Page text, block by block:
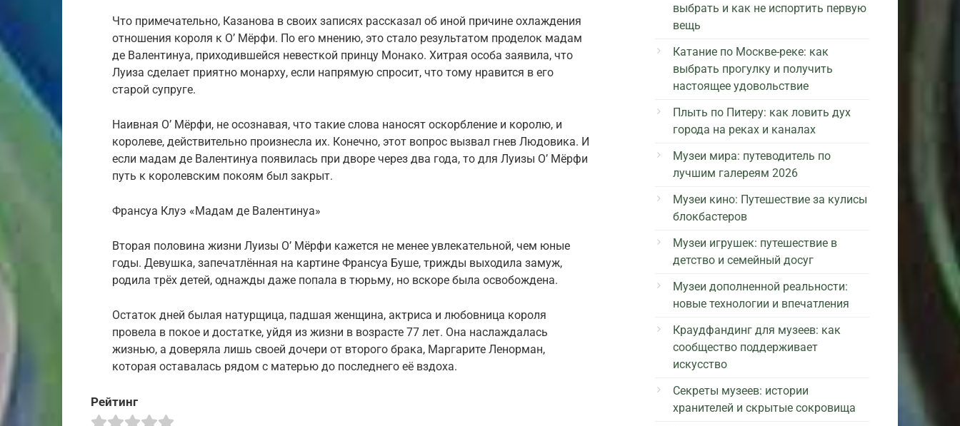
Что примечательно, Казанова в своих записях рассказал об иной причине охлаждения
отношения короля к О’ Мёрфи. По его мнению, это стало результатом проделок мадам
де Валентинуа, приходившейся невесткой принцу Монако. Хитрая особа заявила, что
Луиза сделает приятно монарху, если напрямую спросит, что тому нравится в его
старой супруге.
Наивная О’ Мёрфи, не осознавая, что такие слова наносят оскорбление и королю, и
королеве, действительно произнесла их. Конечно, этот вопрос вызвал гнев Людовика. И
если мадам де Валентинуа появилась при дворе через два года, то для Луизы О’ Мёрфи
путь к королевским покоям был закрыт.
Франсуа Клуэ «Мадам де Валентинуа»
Вторая половина жизни Луизы О’ Мёрфи кажется не менее увлекательной, чем юные
годы. Девушка, запечатлённая на картине Франсуа Буше, трижды выходила замуж,
родила трёх детей, однажды даже попала в тюрьму, но вскоре была освобождена.
Остаток дней былая натурщица, падшая женщина, актриса и любовница короля
провела в покое и достатке, уйдя из жизни в возрасте 77 лет. Она наслаждалась
жизнью, а доверяла лишь своей дочери от второго брака, Маргарите Ленорман,
которая оставалась рядом с матерью до последнего её вздоха.
Рейтинг
выбрать и как не испортить первую
вещь
Катание по Москве-реке: как
выбрать прогулку и получить
настоящее удовольствие
Плыть по Питеру: как ловить дух
города на реках и каналах
Музеи мира: путеводитель по
лучшим галереям 2026
Музеи кино: Путешествие за кулисы
блокбастеров
Музеи игрушек: путешествие в
детство и семейный досуг
Музеи дополненной реальности:
новые технологии и впечатления
Краудфандинг для музеев: как
сообщество поддерживает
искусство
Секреты музеев: истории
хранителей и скрытые сокровища